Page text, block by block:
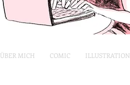
ÜBER MICH COMIC ILLUSTRATION